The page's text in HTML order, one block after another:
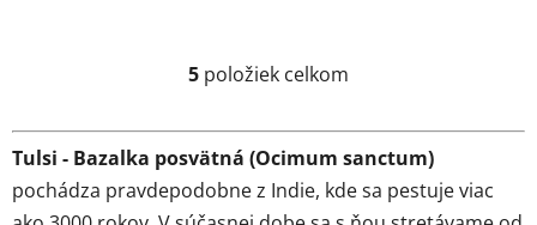
O
l
á
d
a
5 položiek celkom
Tulsi - Bazalka posvätná (Ocimum sanctum)
pochádza pravdepodobne z Indie, kde sa pestuje viac